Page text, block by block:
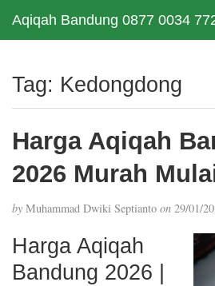
Aqiqah Bandung 0877 0034
Tag: Kedongdong
Harga Aqiqah
2026 Murah
by Muhammad Dwiki Septianto on 29/01/
Harga Aqiqah
Bandung 2026 |